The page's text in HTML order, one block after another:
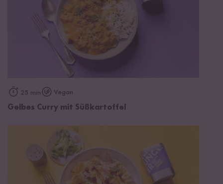
25 min Vegan
Gelbes Curry mit Süßkartoffel